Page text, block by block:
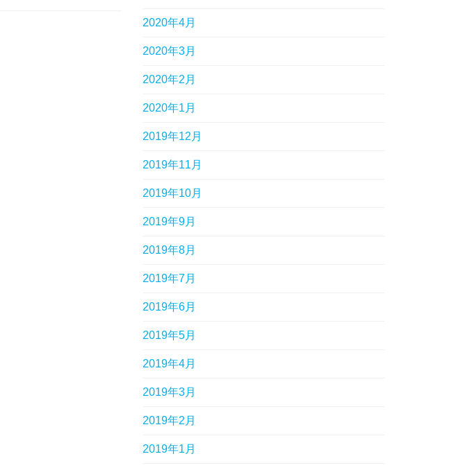
2020年4月
2020年3月
2020年2月
2020年1月
2019年12月
2019年11月
2019年10月
2019年9月
2019年8月
2019年7月
2019年6月
2019年5月
2019年4月
2019年3月
2019年2月
2019年1月